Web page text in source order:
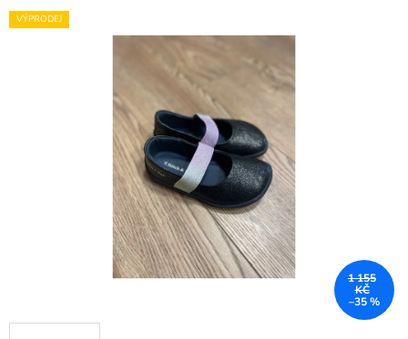
VÝPRODEJ
1 155
KČ
–35 %